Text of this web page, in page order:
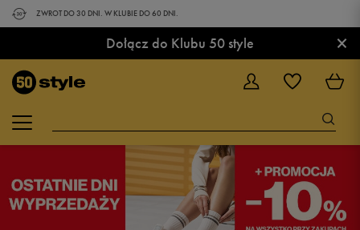
ZWROT DO 30 DNI. W KLUBIE DO 60 DNI.
Dołącz do Klubu 50 style ×